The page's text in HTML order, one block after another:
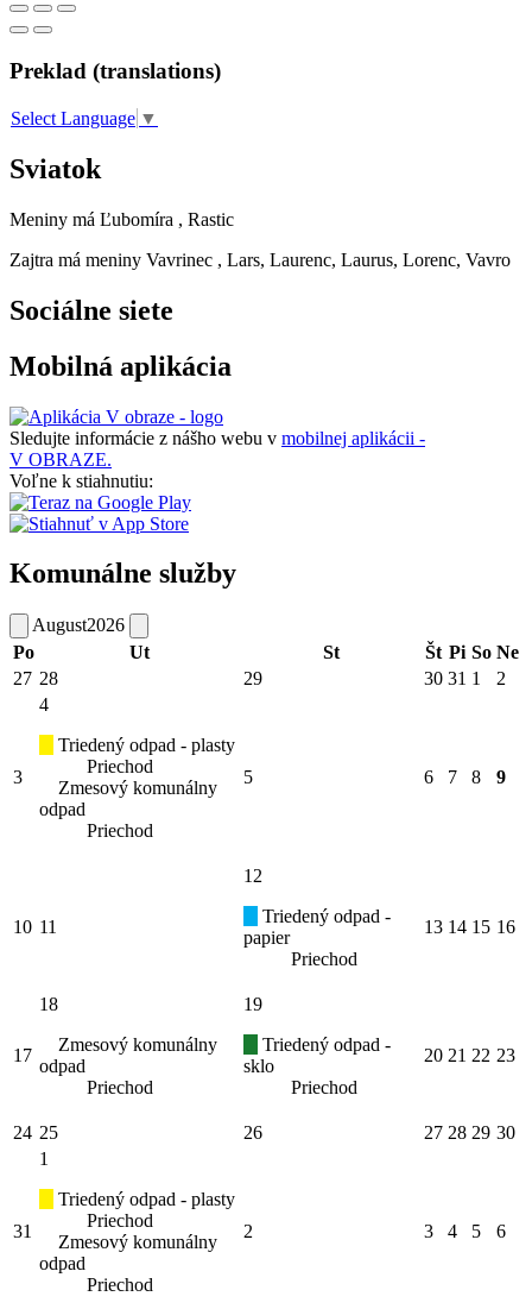
Preklad (translations)
Select Language ▼
Sviatok
Meniny má Ľubomíra , Rastic
Zajtra má meniny Vavrinec , Lars, Laurenc, Laurus, Lorenc, Vavro
Sociálne siete
Mobilná aplikácia
Sledujte informácie z nášho webu v mobilnej aplikácii -
V OBRAZE.
Voľne k stiahnutiu:
Komunálne služby
August2026
Po
Ut St Št Pi So Ne
27 28 29 30 31 1 2
3
4
Triedený odpad - plasty
Priechod
Zmesový komunálny
odpad
Priechod
5 6 7 8 9
10 11
12
Triedený odpad -
papier
Priechod
13 14 15 16
17
18
Zmesový komunálny
odpad
Priechod
19
Triedený odpad -
sklo
Priechod
20 21 22 23
24 25 26 27 28 29 30
31
1
Triedený odpad - plasty
Priechod
Zmesový komunálny
odpad
Priechod
2 3 4 5 6